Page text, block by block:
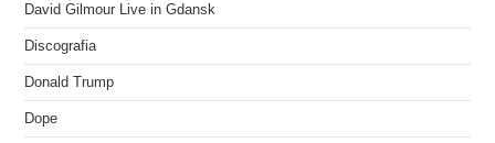
David Gilmour Live in Gdansk
Discografia
Donald Trump
Dope